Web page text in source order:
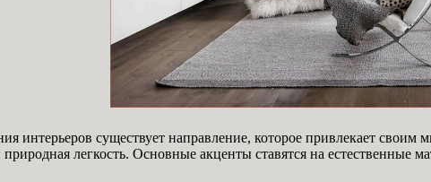
интерьеров существует направление, которое привлекает
легкость. Основные акценты ставятся на